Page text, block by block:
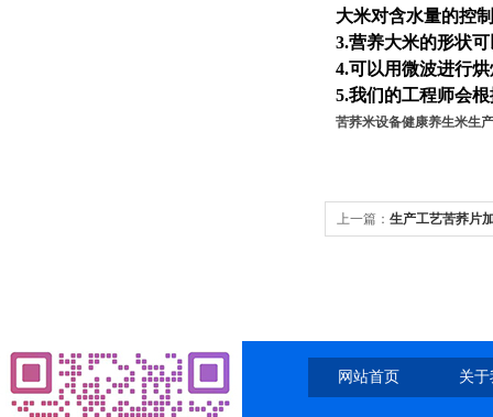
大米对含水量的控
3.营养大米的形状
4.可以用微波进行
5.我们的工程师会
苦荞米设备健康养生米生
上一篇： 生产工艺苦荞片
网站首页 关